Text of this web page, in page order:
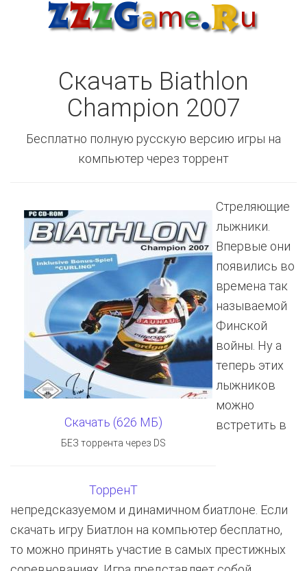
Скачать Biathlon
Champion 2007
Бесплатно полную русскую версию игры на
компьютер через торрент
Скачать (626 МБ)
БЕЗ торрента через DS
ТорренТ
Стреляющие
лыжники.
Впервые они
появились во
времена так
называемой
Финской
войны. Ну а
теперь этих
лыжников
можно
встретить в
непредсказуемом и динамичном биатлоне. Если
скачать игру Биатлон на компьютер бесплатно,
то можно принять участие в самых престижных